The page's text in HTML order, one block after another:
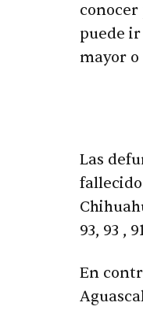
conocer
puede
mayor
Las
93, 93 ,
En